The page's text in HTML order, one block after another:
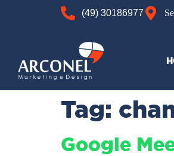
(49) 30186977
Tag:
Google